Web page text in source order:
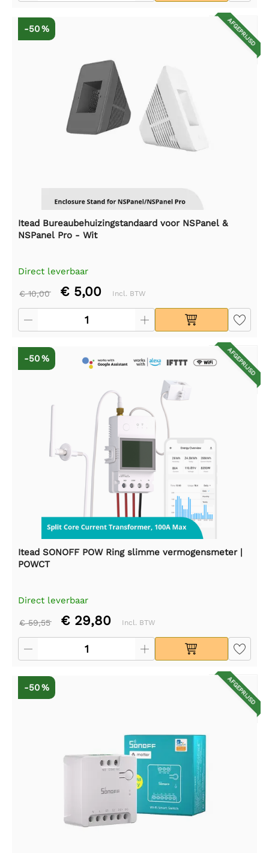
AFGEPRIJSD
-50 %
Itead Bureaubehuizingstandaard voor NSPanel &
NSPanel Pro - Wit
Direct leverbaar
€ 10,00 € 5,00 Incl. BTW
AFGEPRIJSD
-50 %
Itead SONOFF POW Ring slimme vermogensmeter |
POWCT
Direct leverbaar
€ 59,55 € 29,80 Incl. BTW
AFGEPRIJSD
-50 %